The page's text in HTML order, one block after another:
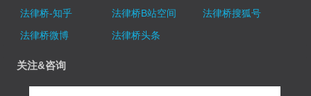
法律桥-知乎
法律桥B站空间
法律桥搜狐号
法律桥微博
法律桥头条
关注&咨询